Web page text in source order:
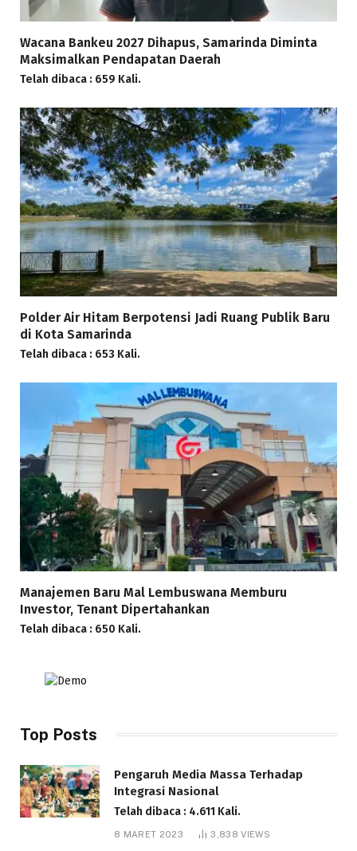
Wacana Bankeu 2027 Dihapus, Samarinda Diminta
Maksimalkan Pendapatan Daerah
Telah dibaca : 659 Kali.
Polder Air Hitam Berpotensi Jadi Ruang Publik Baru
di Kota Samarinda
Telah dibaca : 653 Kali.
Manajemen Baru Mal Lembuswana Memburu
Investor, Tenant Dipertahankan
Telah dibaca : 650 Kali.
Top Posts
Pengaruh Media Massa Terhadap
Integrasi Nasional
Telah dibaca : 4.611 Kali.
8 MARET 2023 3,838VIEWS